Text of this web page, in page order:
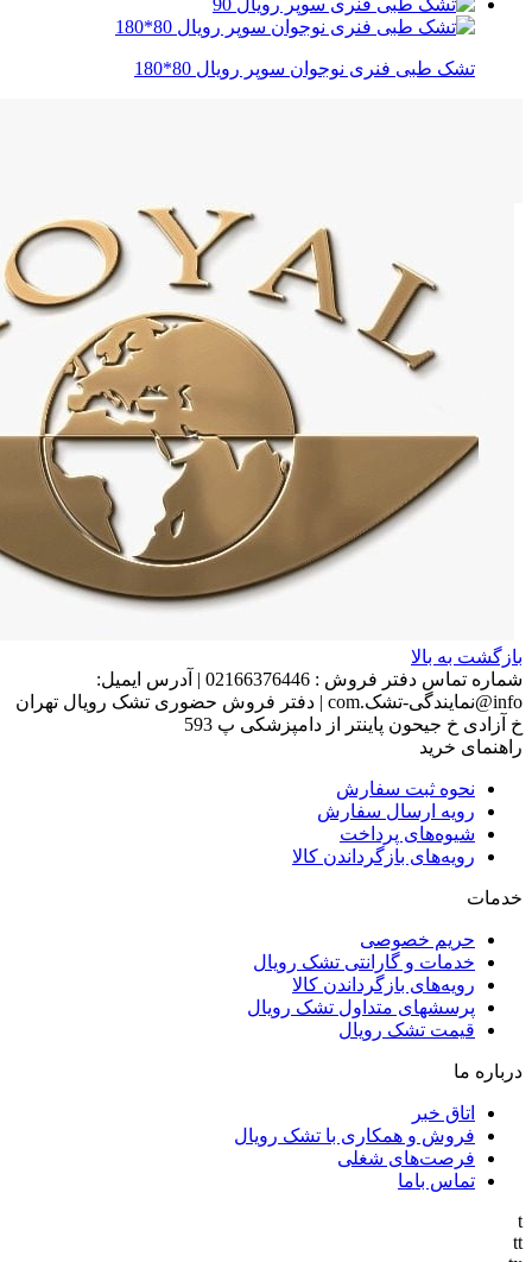
تشک طبی فنری نوجوان سوپر رویال 80*180
بازگشت به بالا
شماره تماس دفتر فروش : 02166376446
| آدرس ایمیل:
info@نمایندگی-تشک.com
| دفتر فروش حضوری تشک رویال تهران
خ آزادی خ جیحون پاینتر از دامپزشکی پ 593
راهنمای خرید
نحوه ثبت سفارش
رویه ارسال سفارش
شیوه‌های پرداخت
رویه‌های بازگرداندن کالا
خدمات
حریم خصوصی
خدمات و گارانتی تشک رویال
رویه‌های بازگرداندن کالا
پرسشهای متداول تشک رویال
قیمت تشک رویال
درباره ما
اتاق خبر
فروش و همکاری با تشک رویال
فرصت‌های شغلی
تماس باما
t
tt